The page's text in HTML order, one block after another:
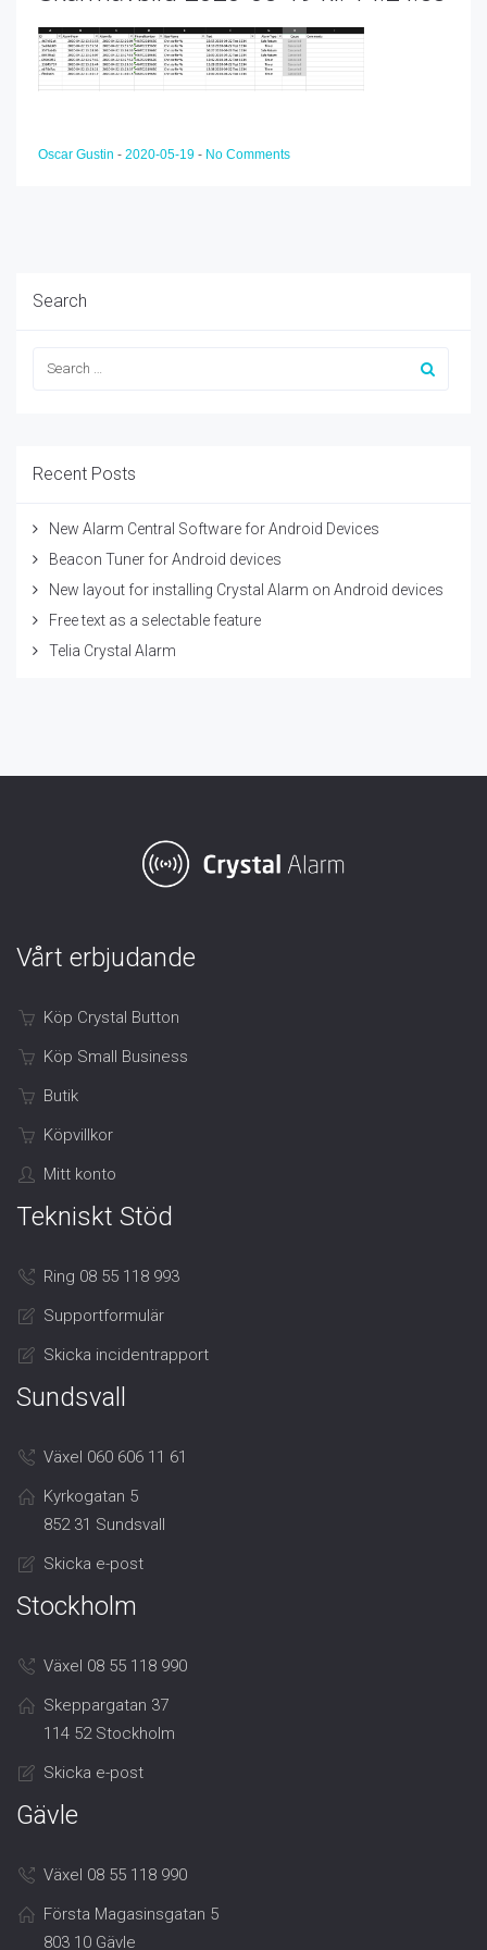
Oscar Gustin - 2020-05-19 - No Comments
Search
Recent Posts
New Alarm Central Software for Android Devices
Beacon Tuner for Android devices
New layout for installing Crystal Alarm on Android devices
Free text as a selectable feature
Telia Crystal Alarm
Vårt erbjudande
Köp Crystal Button
Köp Small Business
Butik
Köpvillkor
Mitt konto
Tekniskt Stöd
Ring 08 55 118 993
Supportformulär
Skicka incidentrapport
Sundsvall
Växel 060 606 11 61
Kyrkogatan 5
852 31 Sundsvall
Skicka e-post
Stockholm
Växel 08 55 118 990
Skeppargatan 37
114 52 Stockholm
Skicka e-post
Gävle
Växel 08 55 118 990
Första Magasinsgatan 5
803 10 Gävle